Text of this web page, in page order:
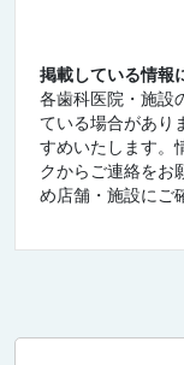
掲載している情報
各歯科医院・施設
ている場合があり
すめいたします。
クからご連絡をお
め店舗・施設にご